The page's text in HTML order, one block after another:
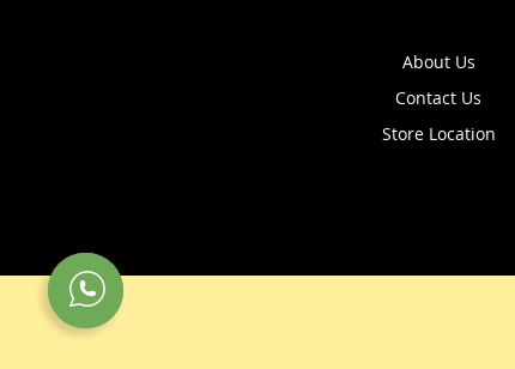
About Us
Contact Us
Store Location